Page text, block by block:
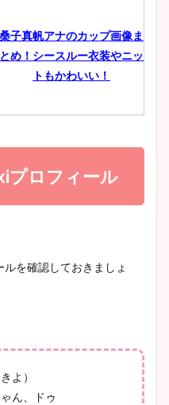
豊島実季アナのカップ画像ま
とめ！美脚や水着姿に年齢も
宇賀神メグアナのニット画像
桑子真帆アナのカップ画像ま
とめ！シースルー衣装やニッ
トもかわいい！
小室瑛莉子のカップ画像まと
め！足が美脚でニット衣装も
かわいい！
清水麻椰アナのかわいい画
大家彩香アナのかわいいカッ
プ画像まとめ！同期や実家に
プロフィール
を確認しておきましょ
よ）
ん、ドゥ